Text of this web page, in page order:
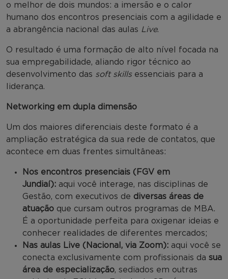
o melhor de dois mundos: a imersão e o calor
humano dos encontros presenciais com a agilidade e
a abrangência nacional das aulas Live.
O resultado é uma formação de alto nível focada na
sua empregabilidade, aliando rigor técnico ao
desenvolvimento das soft skillsessenciais para a
liderança.
Networking em dupla dimensão
Um dos maiores diferenciais deste formato é a
ampliação estratégica da sua rede de contatos, que
acontece em duas frentes simultâneas:
Nos encontros presenciais (FGV em
Jundiaí): aqui você interage, nas disciplinas de
Gestão, com executivos de diversas áreas de
atuação que cursam outros programas de MBA.
É a oportunidade perfeita para oxigenar ideias e
conhecer realidades de diferentes mercados;
Nas aulas Live (Nacional, via Zoom): aqui você se
conecta exclusivamente com profissionais da sua
área de especialização, sediados em outras